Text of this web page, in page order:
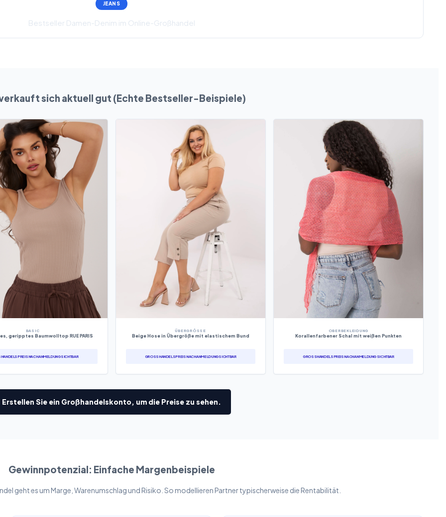
JEANS
Bestseller Damen-Denim im Online-Großhandel
sich aktuell gut (Echte Bestseller-Beispiele)
BASIC
geripptes Baumwolltop RUE PARIS
NACH ANMELDUNG SICHTBAR
ÜBERGRÖSSE
Beige Hose in Übergröße mit elastischem Bund
GROSSHANDELSPREIS NACH ANMELDUNG SICHTBAR
OBERBEKLEIDUNG
Korallenfarbener Schal mit weißen Punkten
GROSSHANDELSPREIS NACH ANMELDUNG SICHTBAR
Erstellen Sie ein Großhandelskonto, um die Preise zu sehen.
Gewinnpotenzial: Einfache Margenbeispiele
geht es um Marge, Warenumschlag und Risiko. So modellieren Partner typischerweise die Rentabilität.